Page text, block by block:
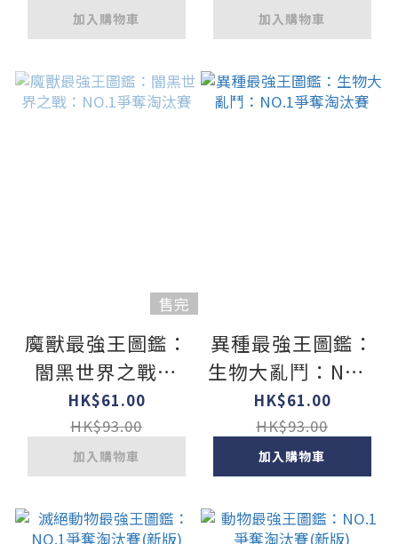
加入購物車 加入購物車
售完
魔獸最強王圖鑑：
闇黑世界之戰：
NO.1爭奪淘汰賽
HK$61.00
HK$93.00
加入購物車
異種最強王圖鑑：
生物大亂鬥：NO.1
爭奪淘汰賽
HK$61.00
HK$93.00
加入購物車